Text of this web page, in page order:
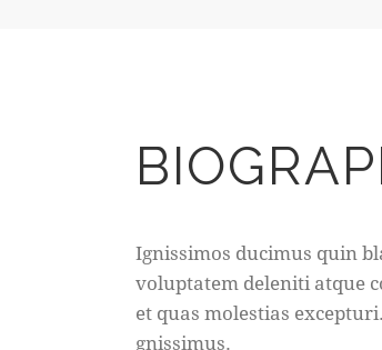
Ignissimos ducimus quin
voluptatem deleniti atque
et quas molestias
gnissimus.